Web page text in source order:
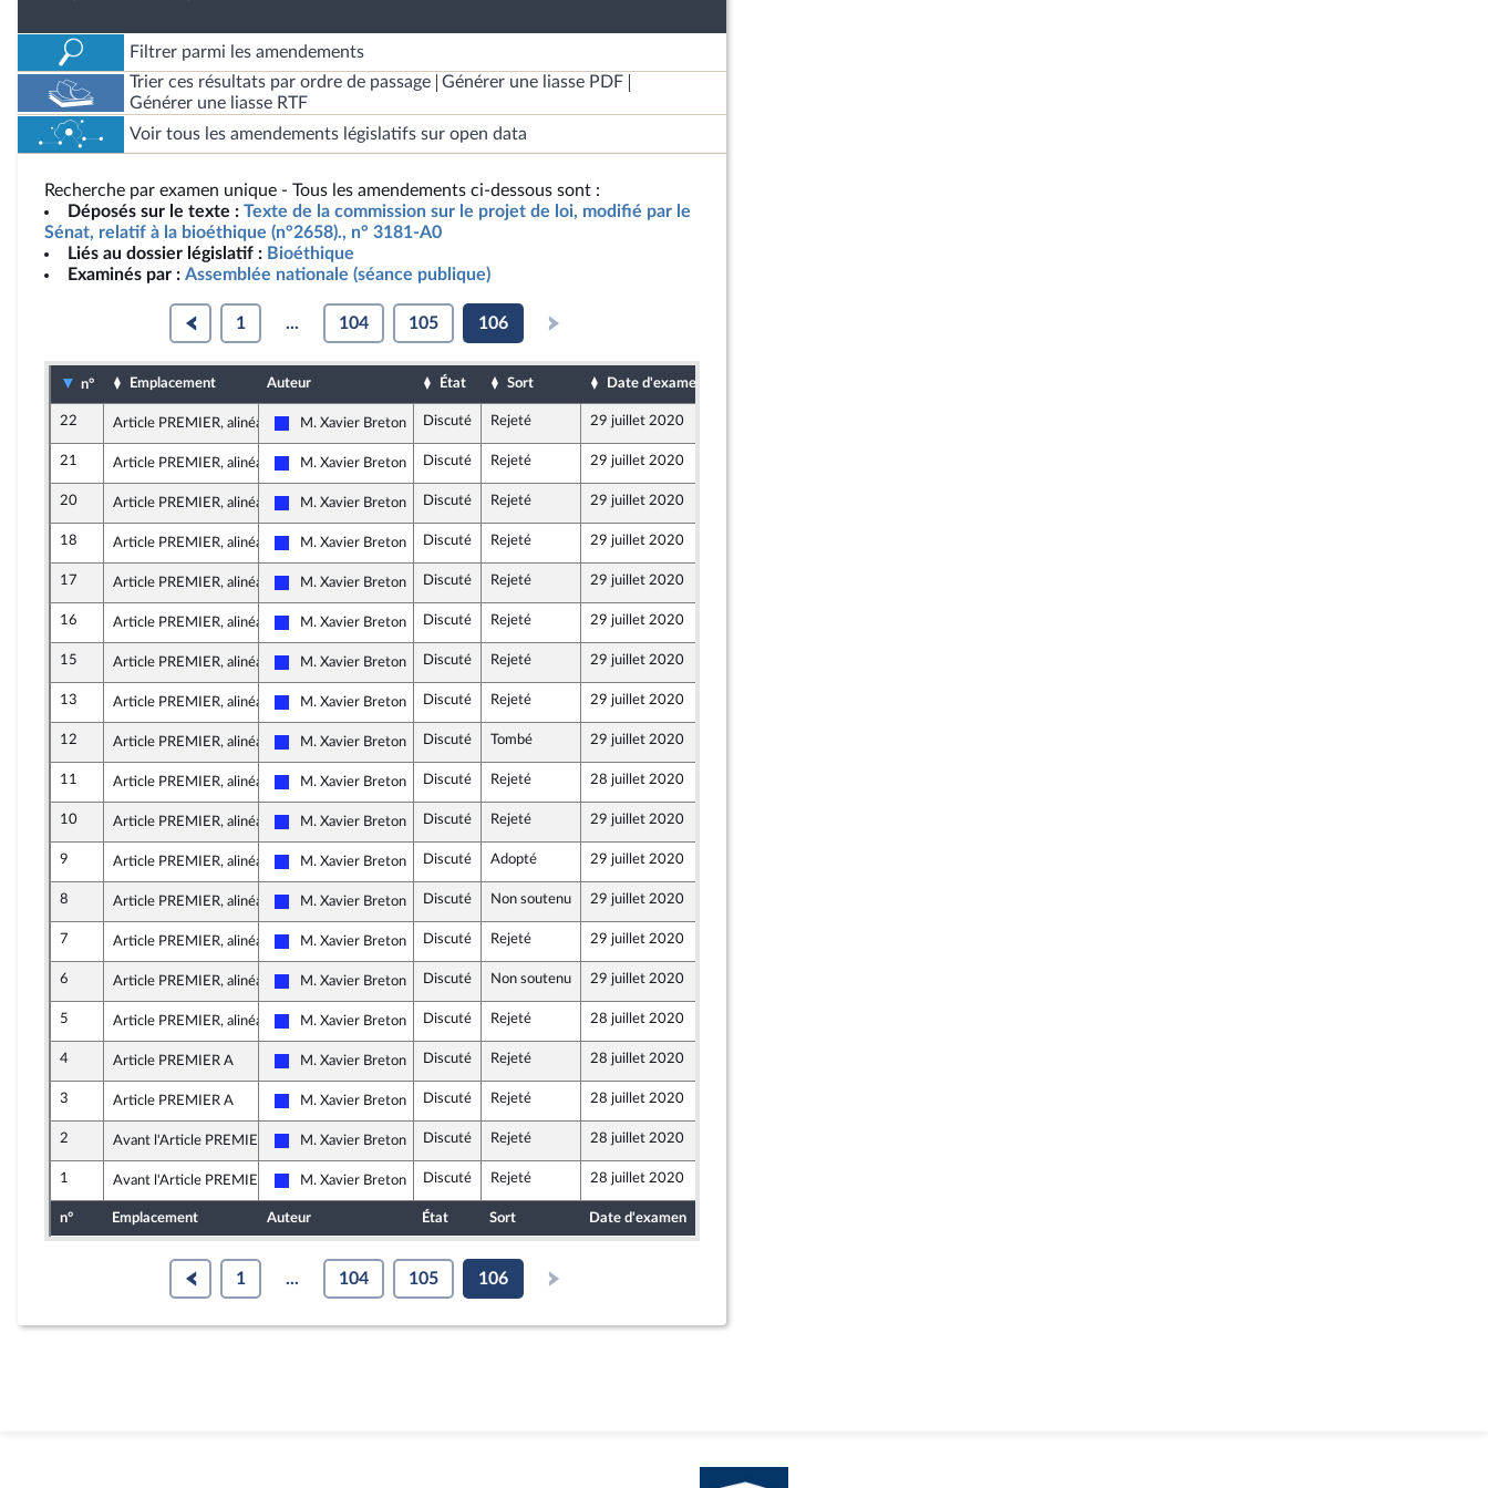
Filtrer parmi les amendements
Trier ces résultats par ordre de passage
Générer une liasse PDF
Générer une liasse RTF
Voir tous les amendements législatifs sur open data
Recherche par examen unique - Tous les amendements ci-dessous sont :
Déposés sur le texte : Texte de la commission sur le projet de loi, modifié par le
Sénat, relatif à la bioéthique (n°2658)., n° 3181-A0
Liés au dossier législatif : Bioéthique
Examinés par : Assemblée nationale (séance publique)
1 ... 104 105 106
n° Emplacement Auteur État Sort Date d'examen
22 Article PREMIER, alinéa 39
Les Républicains
M. Xavier Breton Discuté Rejeté 29 juillet 2020
21 Article PREMIER, alinéa 33
Les Républicains
M. Xavier Breton Discuté Rejeté 29 juillet 2020
20 Article PREMIER, alinéa 29
Les Républicains
M. Xavier Breton Discuté Rejeté 29 juillet 2020
18 Article PREMIER, alinéa 26
Les Républicains
M. Xavier Breton Discuté Rejeté 29 juillet 2020
17 Article PREMIER, alinéa 24
Les Républicains
M. Xavier Breton Discuté Rejeté 29 juillet 2020
16 Article PREMIER, alinéa 23
Les Républicains
M. Xavier Breton Discuté Rejeté 29 juillet 2020
15 Article PREMIER, alinéa 22
Les Républicains
M. Xavier Breton Discuté Rejeté 29 juillet 2020
13 Article PREMIER, alinéa 22
Les Républicains
M. Xavier Breton Discuté Rejeté 29 juillet 2020
12 Article PREMIER, alinéa 15
Les Républicains
M. Xavier Breton Discuté Tombé 29 juillet 2020
11 Article PREMIER, alinéa 3
Les Républicains
M. Xavier Breton Discuté Rejeté 28 juillet 2020
10 Article PREMIER, alinéa 16
Les Républicains
M. Xavier Breton Discuté Rejeté 29 juillet 2020
9 Article PREMIER, alinéa 16
Les Républicains
M. Xavier Breton Discuté Adopté 29 juillet 2020
8 Article PREMIER, alinéa 14
Les Républicains
M. Xavier Breton Discuté Non soutenu 29 juillet 2020
7 Article PREMIER, alinéa 5
Les Républicains
M. Xavier Breton Discuté Rejeté 29 juillet 2020
6 Article PREMIER, alinéa 9
Les Républicains
M. Xavier Breton Discuté Non soutenu 29 juillet 2020
5 Article PREMIER, alinéa 3
Les Républicains
M. Xavier Breton Discuté Rejeté 28 juillet 2020
4 Article PREMIER A
Les Républicains
M. Xavier Breton Discuté Rejeté 28 juillet 2020
3 Article PREMIER A
Les Républicains
M. Xavier Breton Discuté Rejeté 28 juillet 2020
2 Avant l'Article PREMIER A
Les Républicains
M. Xavier Breton Discuté Rejeté 28 juillet 2020
1 Avant l'Article PREMIER A
Les Républicains
M. Xavier Breton Discuté Rejeté 28 juillet 2020
n° Emplacement Auteur État Sort Date d'examen
1 ... 104 105 106